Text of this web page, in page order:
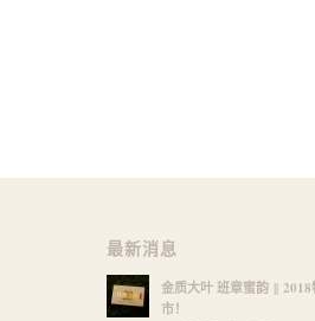
最新消息
金质大叶 班章蜜韵 ‖
市！